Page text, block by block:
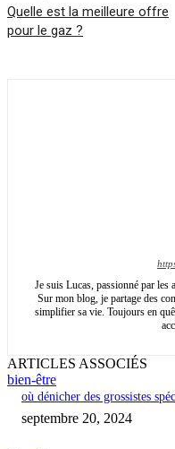
Quelle est la meilleure offre
pour le gaz ?
Je suis Lucas, passionné par les
Sur mon blog, je partage des
simplifier sa vie. Toujours en
ARTICLES ASSOCIÉS
bien-être
où dénicher des grossistes
septembre 20, 2024